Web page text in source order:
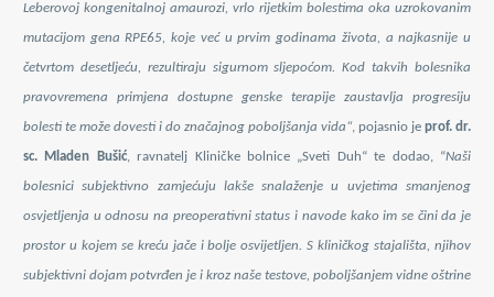
Leberovoj kongenitalnoj amaurozi, vrlo rijetkim bolestima oka uzrokovanim
mutacijom gena RPE65, koje već u prvim godinama života, a najkasnije u
četvrtom desetljeću, rezultiraju sigurnom sljepoćom. Kod takvih bolesnika
pravovremena primjena dostupne genske terapije zaustavlja progresiju
bolesti te može dovesti i do značajnog poboljšanja vida“, pojasnio je prof. dr.
sc. Mladen Bušić, ravnatelj Kliničke bolnice „Sveti Duh“ te dodao, “Naši
bolesnici subjektivno zamjećuju lakše snalaženje u uvjetima smanjenog
osvjetljenja u odnosu na preoperativni status i navode kako im se čini da je
prostor u kojem se kreću jače i bolje osvijetljen. S kliničkog stajališta, njihov
subjektivni dojam potvrđen je i kroz naše testove, poboljšanjem vidne oštrine